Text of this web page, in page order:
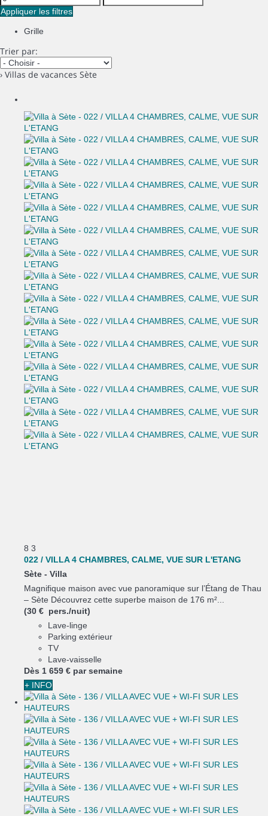
Appliquer les filtres
Grille
Trier par:
› Villas de vacances Sète
8 3
022 / VILLA 4 CHAMBRES, CALME, VUE SUR L'ETANG
Sète - Villa
Magnifique maison avec vue panoramique sur l’Étang de Thau
– Sète Découvrez cette superbe maison de 176 m²...
(30 € pers./nuit)
Lave-linge
Parking extérieur
TV
Lave-vaisselle
Dès 1 659 € par semaine
+ INFO